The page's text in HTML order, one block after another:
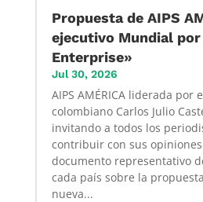
Propuesta de AIPS
ejecutivo Mundial por
Enterprise»
Jul 30, 2026
AIPS AMÉRICA liderada por
colombiano Carlos Julio
invitando a todos los
contribuir con sus
documento representativo
cada país sobre la
nueva...